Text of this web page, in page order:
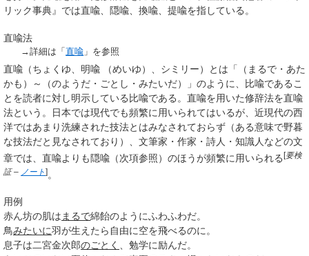
リック事典』では直喩、隠喩、換喩、提喩を指している。
直喩法
→詳細は「直喩 」を参照
直喩 （ちょくゆ、 明喩 （めいゆ）
、シミリー）とは「（まるで・あた
かも）～（のようだ・ごとし・みたいだ）」のように、比喩であるこ
とを読者に対し明示している比喩である。直喩を用いた修辞法を直喩
法という。日本では現代でも頻繁に用いられてはいるが、 近現代の西
洋ではあまり洗練された技法とはみなされておらず（ある意味で野暮
な技法だと見なされており）、文筆家・作家・詩人・知識人などの文
章では、直喩よりも隠喩（次項参照）のほうが頻繁に用いられる[要検
証– ノート]。
用例
赤ん坊の肌はまるで綿飴のようにふわふわだ。
鳥みたいに羽が生えたら自由に空を飛べるのに。
息子は二宮金次郎のごとく 、勉学に励んだ。